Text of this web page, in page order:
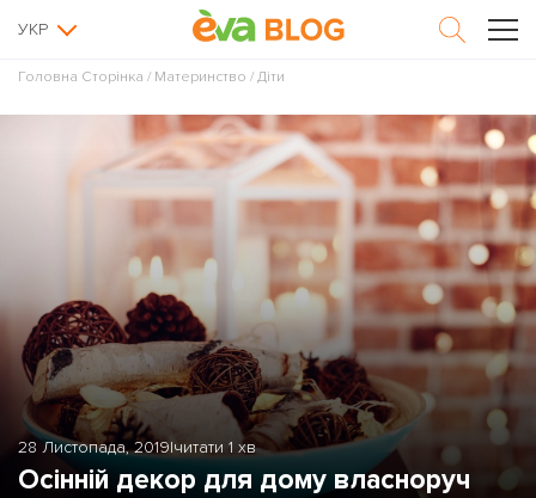
УКР
Головна Сторінка / Материнство / Діти
28 Листопада, 2019|читати 1 хв
Осінній декор для дому власноруч